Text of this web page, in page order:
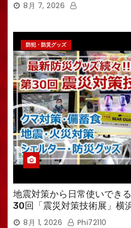
8月 7, 2026
防犯・防災グッズ
地震対策から日常使いでき
30回「震災対策技術展」横
えるTV・高荷智也］
8月 1, 2026 Phi72110